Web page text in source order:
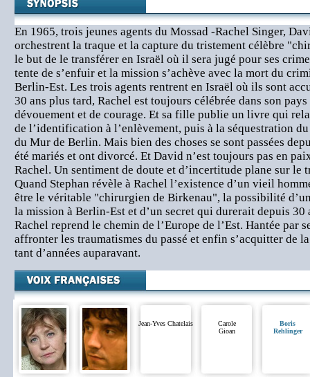
En 1965, trois jeunes agents du Mossad -Rachel Singer,
orchestrent la traque et la capture du tristement célèbre
le but de le transférer en Israël où il sera jugé pour ses
tente de s’enfuir et la mission s’achève avec la mort du
Berlin-Est. Les trois agents rentrent en Israël où ils sont
30 ans plus tard, Rachel est toujours célébrée dans son
dévouement et de courage. Et sa fille publie un livre qui
de l’identification à l’enlèvement, puis à la séquestration
du Mur de Berlin. Mais bien des choses se sont passées
été mariés et ont divorcé. Et David n’est toujours pas en
Rachel. Un sentiment de doute et d’incertitude plane sur le
Quand Stephan révèle à Rachel l’existence d’un vieil
être le véritable "chirurgien de Birkenau", la possibilité
la mission à Berlin-Est et d’un secret qui durerait depuis 30
Rachel reprend le chemin de l’Europe de l’Est. Hantée par
affronter les traumatismes du passé et enfin s’acquitter de
tant d’années auparavant.
Jean-Yves Chatelais
Carole
Gioan
Boris
Rehlinger